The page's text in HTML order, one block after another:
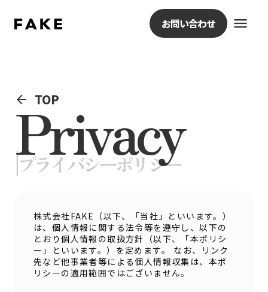
お問い合わせ menu
arrow_back TOP
Privacy
|プライバシーポリシー
株式会社FAKE（以下、「当社」といいます。）
は、個人情報に関する法令等を遵守し、以下の
とおり個人情報の取扱方針（以下、「本ポリシ
ー」といいます。）を定めます。 なお、リンク
先など他事業者等による個人情報収集は、本ポ
リシーの適用範囲ではございません。